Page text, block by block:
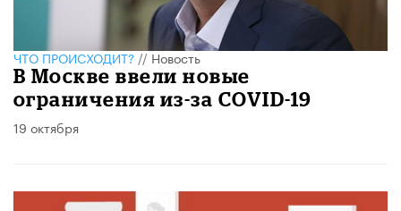
ЧТО ПРОИСХОДИТ?//Новость
В Москве ввели новые
ограничения из-за COVID-19
19 октября